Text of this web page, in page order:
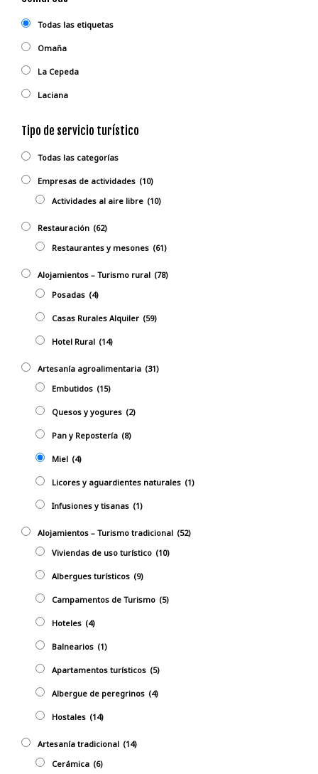
Todas las etiquetas
Omaña
La Cepeda
Laciana
Tipo de servicio turístico
Todas las categorías
Empresas de actividades (10)
Actividades al aire libre (10)
Restauración (62)
Restaurantes y mesones (61)
Alojamientos – Turismo rural (78)
Posadas (4)
Casas Rurales Alquiler (59)
Hotel Rural (14)
Artesanía agroalimentaria (31)
Embutidos (15)
Quesos y yogures (2)
Pan y Repostería (8)
Miel (4)
Licores y aguardientes naturales (1)
Infusiones y tisanas (1)
Alojamientos – Turismo tradicional (52)
Viviendas de uso turístico (10)
Albergues turísticos (9)
Campamentos de Turismo (5)
Hoteles (4)
Balnearios (1)
Apartamentos turísticos (5)
Albergue de peregrinos (4)
Hostales (14)
Artesaní­a tradicional (14)
Cerámica (6)